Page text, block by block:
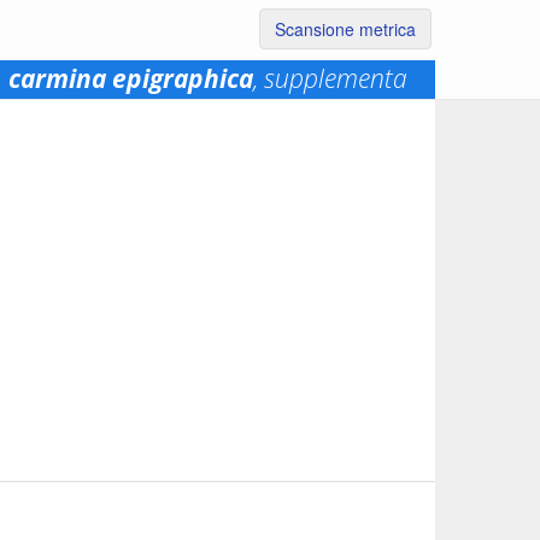
Scansione metrica
carmina epigraphica, supplementa